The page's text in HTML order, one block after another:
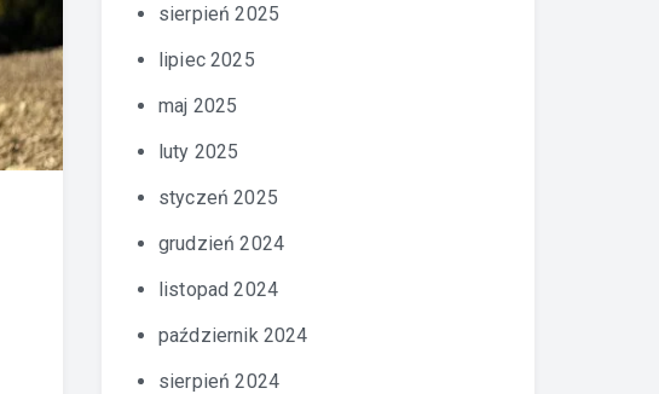
sierpień 2025
lipiec 2025
maj 2025
luty 2025
styczeń 2025
grudzień 2024
listopad 2024
październik 2024
sierpień 2024